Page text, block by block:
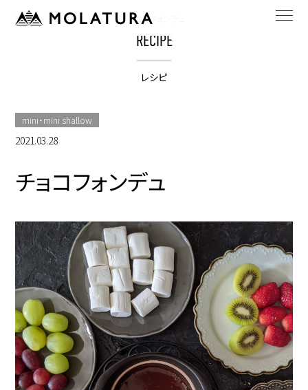
HOME bestpotのレシピ チョコフォンデュ
RECIPE
レシピ
mini・mini shallow
2021.03.28
チョコフォンデュ